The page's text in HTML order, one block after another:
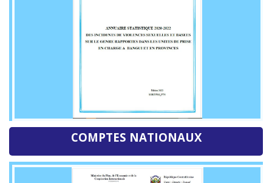
COMPTES NATIONAUX